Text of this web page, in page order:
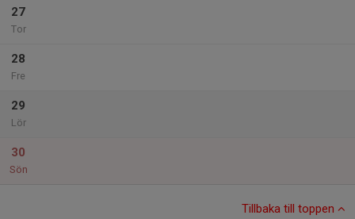
27
Tor
28
Fre
29
Lör
30
Sön
Tillbaka till toppen